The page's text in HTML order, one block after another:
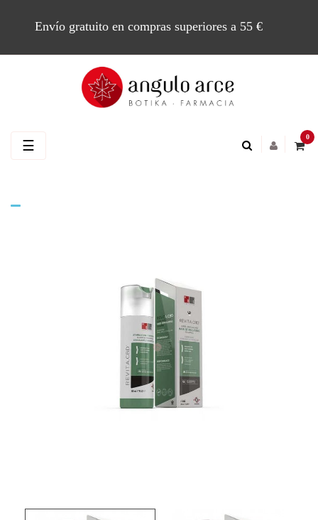
Envío gratuito en compras superiores a 55 €
0
Navegación
☰